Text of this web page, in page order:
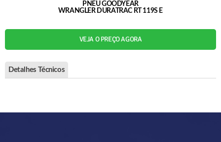
PNEU GOODYEAR
WRANGLER DURATRAC RT 119S E
VEJA O PREÇO AGORA
Detalhes Técnicos